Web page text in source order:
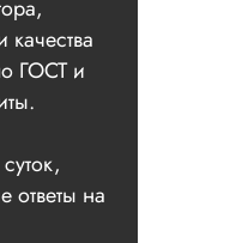
ГОСТ и
ответы на